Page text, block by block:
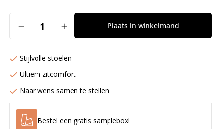
Aantal
verlagen
Yanai
Eetkamerstoel
Beige
-
Biscuit
Beach
Aantal
verhogen
Yanai
Eetkamerstoel
Beige
-
Beach
Plaats in winkelmand
Stijlvolle stoelen
Ultiem zitcomfort
Naar wens samen te stellen
Bestel een gratis samplebox!